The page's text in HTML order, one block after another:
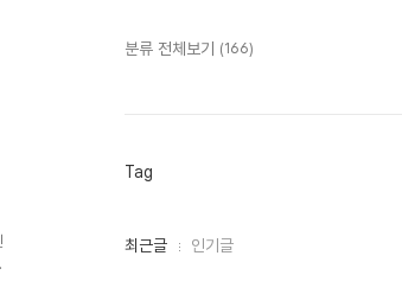
분류 전체보기 (166)
Tag
최
최근글 인기글